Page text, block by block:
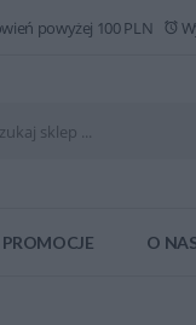
powyżej 100 PLN
PROMOCJE O